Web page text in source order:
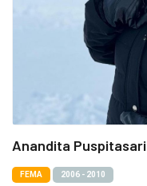
Anandita Puspitasari
FEMA 2006 - 2010